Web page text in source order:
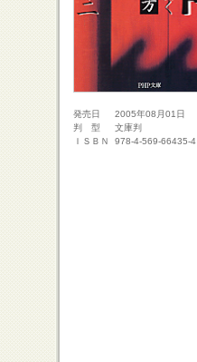
発売日
2005年08月01日
判 型
文庫判
ＩＳＢＮ
978-4-569-66435-4